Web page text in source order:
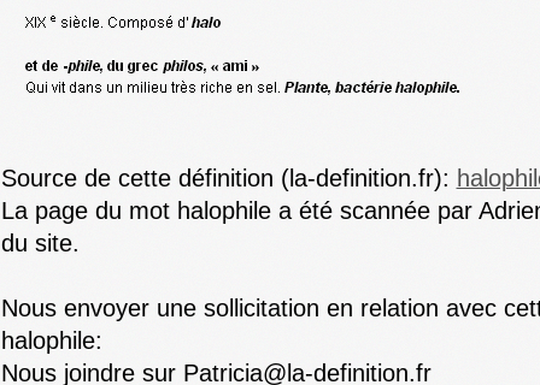
Source de cette définition (la-definition.fr):
La page du mot halophile a été scannée par
du site.
Nous envoyer une sollicitation en relation avec
halophile:
Nous joindre sur Patricia@la-definition.fr